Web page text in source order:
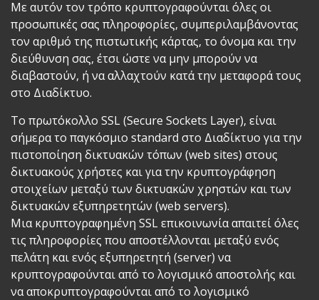
Με αυτόν τον τρόπο κρυπτογραφούνται όλες οι
προσωπικές σας πληροφορίες, συμπεριλαμβάνοντας
τον αριθμό της πιστωτικής κάρτας, το όνομα και την
διεύθυνση σας, έτσι ώστε να μην μπορούν να
διαβαστούν, ή να αλλαχτούν κατά την μεταφορά τους
στο Διαδίκτυο.
Το πρωτόκολλο SSL (Secure Sockets Layer), είναι
σήμερα το παγκόσμιο standard στο Διαδίκτυο για την
πιστοποίηση δικτυακών τόπων (web sites) στους
δικτυακούς χρήστες και για την κρυπτογράφηση
στοιχείων μεταξύ των δικτυακών χρηστών και των
δικτυακών εξυπηρετητών (web servers).
Μια κρυπτογραφημένη SSL επικοινωνία απαιτεί όλες
τις πληροφορίες που αποστέλλονται μεταξύ ενός
πελάτη και ενός εξυπηρετητή (server) να
κρυπτογραφούνται από το λογισμικό αποστολής και
να αποκρυπτογραφούνται από το λογισμικό